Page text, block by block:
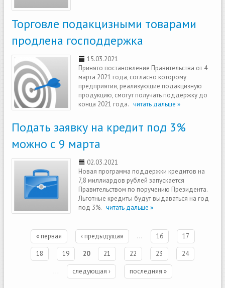
Торговле подакцизными товарами
продлена господдержка
15.03.2021
Принято постановление Правительства от 4
марта 2021 года, согласно которому
предприятия, реализующие подакцизную
продукцию, смогут получать поддержку до
конца 2021 года. читать дальше »
Подать заявку на кредит под 3%
можно с 9 марта
02.03.2021
Новая программа поддержки кредитов на
7,8 миллиардов рублей запускается
Правительством по поручению Президента.
Льготные кредиты будут выдаваться на год
под 3%. читать дальше »
Страницы
« первая ‹ предыдущая … 16 17
18 19 20 21 22 23 24
… следующая › последняя »